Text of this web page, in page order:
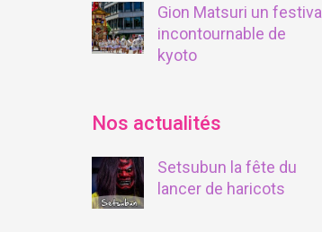
Gion Matsuri un festival
incontournable de
kyoto
Nos actualités
Setsubun la fête du
lancer de haricots